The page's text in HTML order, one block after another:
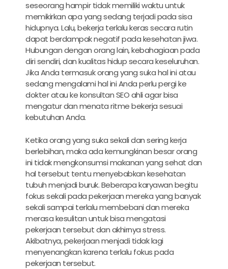
seseorang hampir tidak memiliki waktu untuk
memikirkan apa yang sedang terjadi pada sisa
hidupnya. Lalu, bekerja terlalu keras secara rutin
dapat berdampak negatif pada kesehatan jiwa.
Hubungan dengan orang lain, kebahagiaan pada
diri sendiri, dan kualitas hidup secara keseluruhan.
Jika Anda termasuk orang yang suka hal ini atau
sedang mengalami hal ini Anda perlu pergi ke
dokter atau ke konsultan SEO ahli agar bisa
mengatur dan menata ritme bekerja sesuai
kebutuhan Anda.
Ketika orang yang suka sekali dan sering kerja
berlebihan, maka ada kemungkinan besar orang
ini tidak mengkonsumsi makanan yang sehat dan
hal tersebut tentu menyebabkan kesehatan
tubuh menjadi buruk. Beberapa karyawan begitu
fokus sekali pada pekerjaan mereka yang banyak
sekali sampai terlalu membebani dan mereka
merasa kesulitan untuk bisa mengatasi
pekerjaan tersebut dan akhirnya stress.
Akibatnya, pekerjaan menjadi tidak lagi
menyenangkan karena terlalu fokus pada
pekerjaan tersebut.